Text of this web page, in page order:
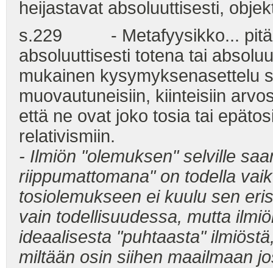
heijastavat absoluuttisesti,
s.229 - Metafyysikko... pitää
absoluuttisesti totena tai
mukainen kysymyksenasettelu
muovautuneisiin, kiinteisiin
että ne ovat joko tosia tai
relativismiin.
- Ilmiön "olemuksen" selville
riippumattomana" on todella
tosiolemukseen ei kuulu sen
vain todellisuudessa, mutta
ideaalisesta "puhtaasta"
miltään osin siihen maailmaan